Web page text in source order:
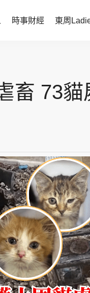
時事財經 東周
智庫
員活動
JETSO
畜 73